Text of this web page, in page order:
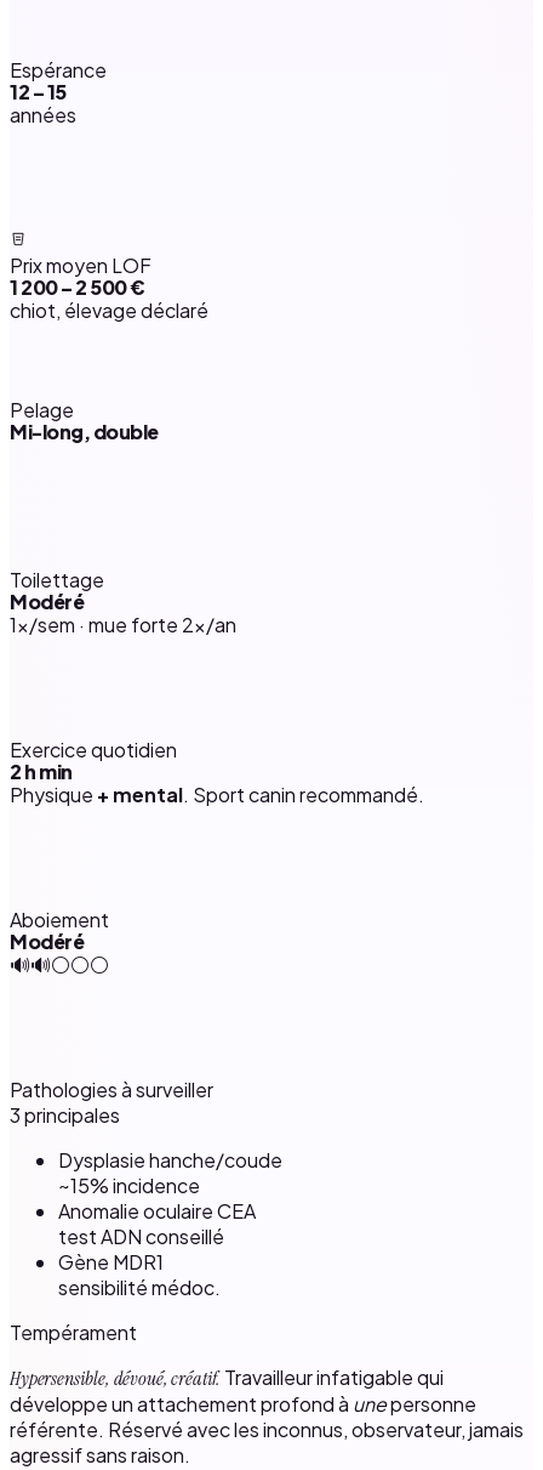
Espérance
12 – 15
années
Prix moyen LOF
1 200 – 2 500 €
chiot, élevage déclaré
Pelage
Mi-long, double
Toilettage
Modéré
1×/sem · mue forte 2×/an
Exercice quotidien
2 hmin
Physique + mental. Sport canin recommandé.
Aboiement
Modéré
🔊🔊⚪⚪⚪
Pathologies à surveiller
3 principales
Dysplasie hanche/coude
~15% incidence
Anomalie oculaire CEA
test ADN conseillé
Gène MDR1
sensibilité médoc.
Tempérament
Hypersensible, dévoué, créatif.Travailleur infatigable qui
développe un attachement profond à unepersonne
référente. Réservé avec les inconnus, observateur, jamais
agressif sans raison.